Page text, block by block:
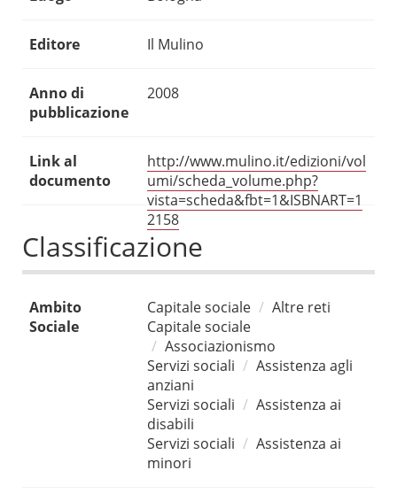
Editore Il Mulino
Anno di
pubblicazione
2008
Link al
documento
http://www.mulino.it/edizioni/vol
umi/scheda_volume.php?
vista=scheda&fbt=1&ISBNART=1
2158
Classificazione
Ambito
Sociale
Capitale sociale
Altre reti
Capitale sociale
Associazionismo
Servizi sociali
Assistenza agli
anziani
Servizi sociali
Assistenza ai
disabili
Servizi sociali
Assistenza ai
minori